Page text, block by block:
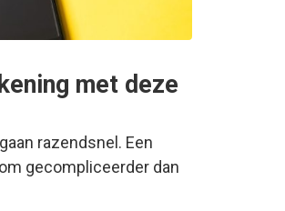
met deze
razendsnel. Een
gecompliceerder dan